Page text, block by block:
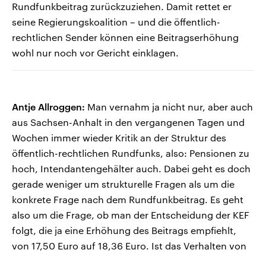
Rundfunkbeitrag zurückzuziehen. Damit rettet er
seine Regierungskoalition – und die öffentlich-
rechtlichen Sender können eine Beitragserhöhung
wohl nur noch vor Gericht einklagen.
Antje Allroggen: Man vernahm ja nicht nur, aber auch
aus Sachsen-Anhalt in den vergangenen Tagen und
Wochen immer wieder Kritik an der Struktur des
öffentlich-rechtlichen Rundfunks, also: Pensionen zu
hoch, Intendantengehälter auch. Dabei geht es doch
gerade weniger um strukturelle Fragen als um die
konkrete Frage nach dem Rundfunkbeitrag. Es geht
also um die Frage, ob man der Entscheidung der KEF
folgt, die ja eine Erhöhung des Beitrags empfiehlt,
von 17,50 Euro auf 18,36 Euro. Ist das Verhalten von